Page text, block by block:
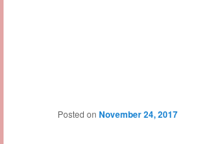
Posted on November 24, 2017